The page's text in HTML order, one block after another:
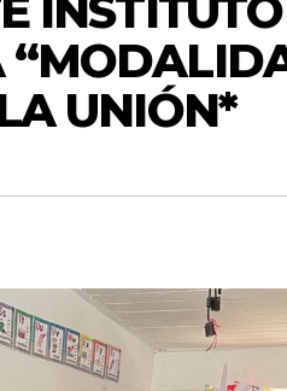
UNIÓN*